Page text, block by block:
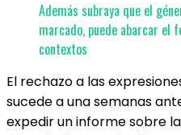
Además subraya que el
marcado, puede abarcar el
contextos
El rechazo a las
sucede a una semanas
expedir un informe sobre